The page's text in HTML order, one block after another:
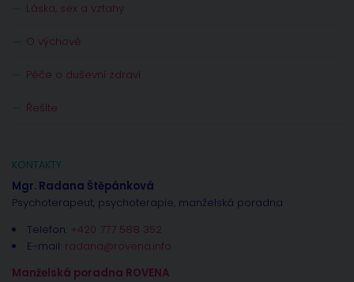
Láska, sex a vztahy
O výchově
Péče o duševní zdraví
Řešíte
KONTAKTY
Mgr. Radana Štěpánková
Psychoterapeut, psychoterapie, manželská poradna
Telefon: +420 777 588 352
E-mail: radana@rovena.info
Manželská poradna ROVENA